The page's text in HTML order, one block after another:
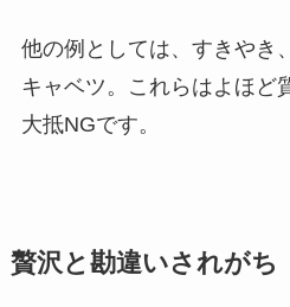
他の例としては、すきやき
キャベツ。これらはよほど
大抵NGです。
贅沢と勘違いされがち